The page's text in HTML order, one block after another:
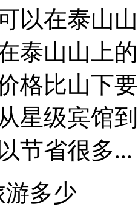
以在泰山
泰山山上
格比山下
星级宾馆
节省很多...